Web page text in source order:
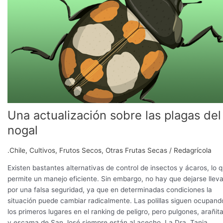
Una actualización sobre las plagas del
nogal
.Chile, Cultivos, Frutos Secos, Otras Frutas Secas / Redagrícola
Existen bastantes alternativas de control de insectos y ácaros, lo
permite un manejo eficiente. Sin embargo, no hay que dejarse
por una falsa seguridad, ya que en determinadas condiciones la
situación puede cambiar radicalmente. Las polillas siguen
los primeros lugares en el ranking de peligro, pero pulgones,
nogal